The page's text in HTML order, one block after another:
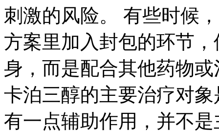
刺激的风险。 有些时候
方案里加入封包的环节
身，而是配合其他药物
卡泊三醇的主要治疗对
有一点辅助作用，并不